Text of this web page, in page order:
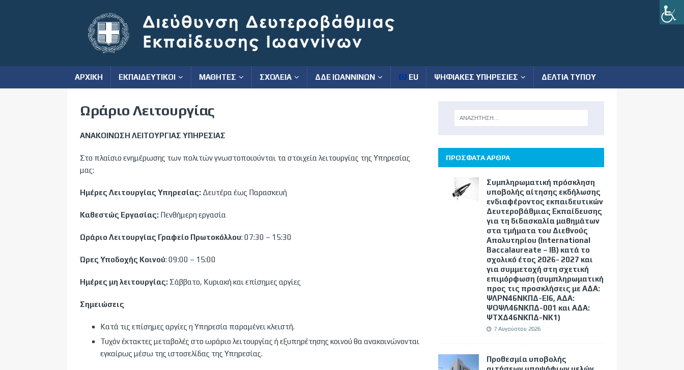
ΑΡΧΙΚΗ ΕΚΠΑΙΔΕΥΤΙΚΟΙ ΜΑΘΗΤΕΣ ΣΧΟΛΕΙΑ ΔΔΕ ΙΩΑΝΝΙΝΩΝ EU ΨΗΦΙΑΚΕΣ ΥΠΗΡΕΣΙΕΣ ΔΕΛΤΙΑ ΤΥΠΟΥ
Ωράριο Λειτουργίας
ΑΝΑΚΟΙΝΩΣΗ ΛΕΙΤΟΥΡΓΙΑΣ ΥΠΗΡΕΣΙΑΣ
Στο πλαίσιο ενημέρωσης των πολιτών γνωστοποιούνται τα στοιχεία λειτουργίας της Υπηρεσίας
μας:
Ημέρες Λειτουργίας Υπηρεσίας: Δευτέρα έως Παρασκευή
Καθεστώς Εργασίας: Πενθήμερη εργασία
Ωράριο Λειτουργίας Γραφείο Πρωτοκόλλου: 07:30 – 15:30
Ώρες Υποδοχής Κοινού: 09:00 – 15:00
Ημέρες μη λειτουργίας: Σάββατο, Κυριακή και επίσημες αργίες
Σημειώσεις
Κατά τις επίσημες αργίες η Υπηρεσία παραμένει κλειστή.
Τυχόν έκτακτες μεταβολές στο ωράριο λειτουργίας ή εξυπηρέτησης κοινού θα ανακοινώνονται
εγκαίρως μέσω της ιστοσελίδας της Υπηρεσίας.
ΠΡΟΣΦΑΤΑ ΑΡΘΡΑ
Συμπληρωματική πρόσκληση
υποβολής αίτησης εκδήλωσης
ενδιαφέροντος εκπαιδευτικών
Δευτεροβάθμιας Εκπαίδευσης
για τη διδασκαλία μαθημάτων
στα τμήματα του Διεθνούς
Απολυτηρίου (International
Baccalaureate – IB) κατά το
σχολικό έτος 2026- 2027 και
για συμμετοχή στη σχετική
επιμόρφωση (συμπληρωματική
προς τις προσκλήσεις με ΑΔΑ:
ΨΛΡΝ46ΝΚΠΔ-ΕΙ6, ΑΔΑ:
ΨΟΨΛ46ΝΚΠΔ-001 και ΑΔΑ:
ΨΤΧΔ46ΝΚΠΔ-ΝΚ1)
7 Αυγούστου 2026
Προθεσμία υποβολής